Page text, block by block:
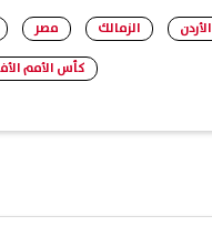
الأردن الزمالك مصر
كأس الأمم